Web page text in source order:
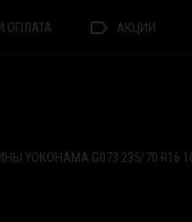
ОПЛАТА АКЦИИ
YOKOHAMA G073 235/70 R16